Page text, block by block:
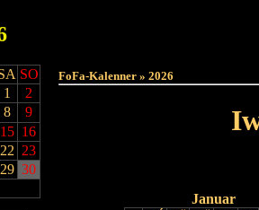
SO
1
2
8
9
15 16
22 23
29 30
FoFa-Kalenner » 2026
Januar